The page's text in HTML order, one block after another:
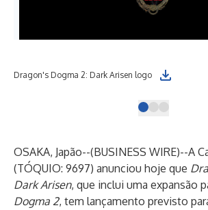
Dragon's Dogma 2: Dark Arisen logo
OSAKA, Japão--(BUSINESS WIRE)--A
(TÓQUIO: 9697) anunciou hoje que
Dark Arisen, que inclui uma expansão
Dogma 2, tem lançamento previsto